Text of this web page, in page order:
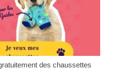
des chaussettes